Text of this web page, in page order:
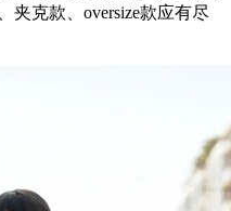
夹克款、oversize款应有尽